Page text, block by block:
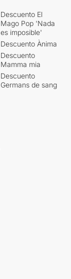
Descuento El
Mago Pop 'Nada
es imposible'
Descuento Ànima
Descuento
Mamma mia
Descuento
Germans de sang